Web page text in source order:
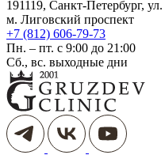
191119, Санкт-Петербург,
м. Лиговский проспект
+7 (812) 606-79-73
Пн. – пт. с 9:00 до 21:00
Сб., вс. выходные дни